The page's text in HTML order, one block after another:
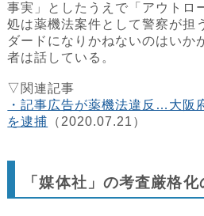
事実」としたうえで「アウトロ
処は薬機法案件として警察が担
ダードになりかねないのはいか
者は話している。
▽関連記事
・記事広告が薬機法違反…大阪
を逮捕 （2020.07.21）
「媒体社」の考査厳格化